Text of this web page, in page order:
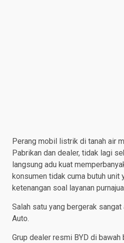
Perang mobil listrik di tanah air
Pabrikan dan dealer, tidak lagi
langsung adu kuat
konsumen tidak cuma butuh unit
ketenangan soal layanan
Salah satu yang bergerak
Auto.
Grup dealer resmi BYD di bawah